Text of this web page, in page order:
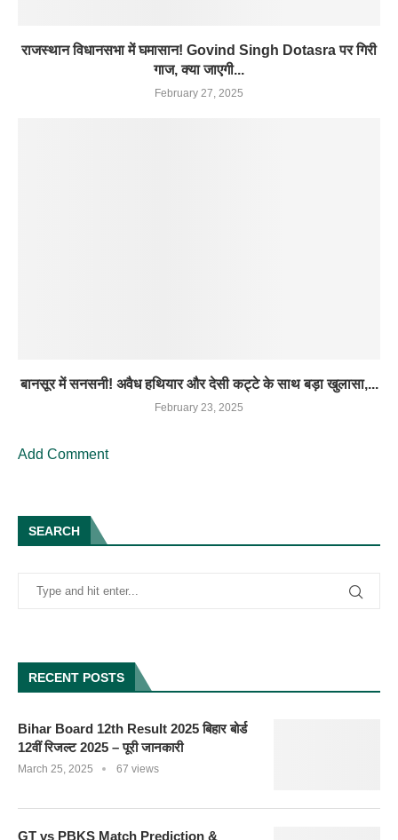
राजस्थान विधानसभा में घमासान! Govind Singh Dotasra पर गिरी
गाज, क्या जाएगी...
February 27, 2025
बानसूर में सनसनी! अवैध हथियार और देसी कट्टे के साथ बड़ा खुलासा,...
February 23, 2025
Add Comment
SEARCH
RECENT POSTS
Bihar Board 12th Result 2025 बिहार बोर्ड
12वीं रिजल्ट 2025 – पूरी जानकारी
March 25, 2025 67 views
GT vs PBKS Match Prediction &